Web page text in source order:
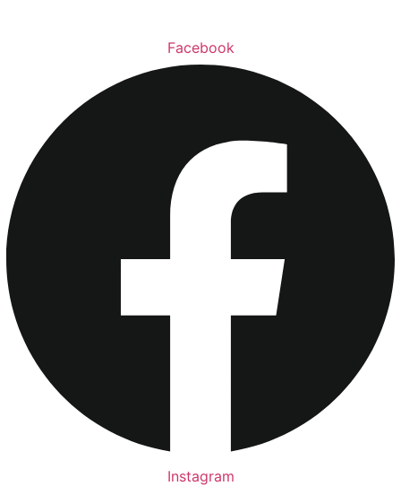
Facebook
Instagram